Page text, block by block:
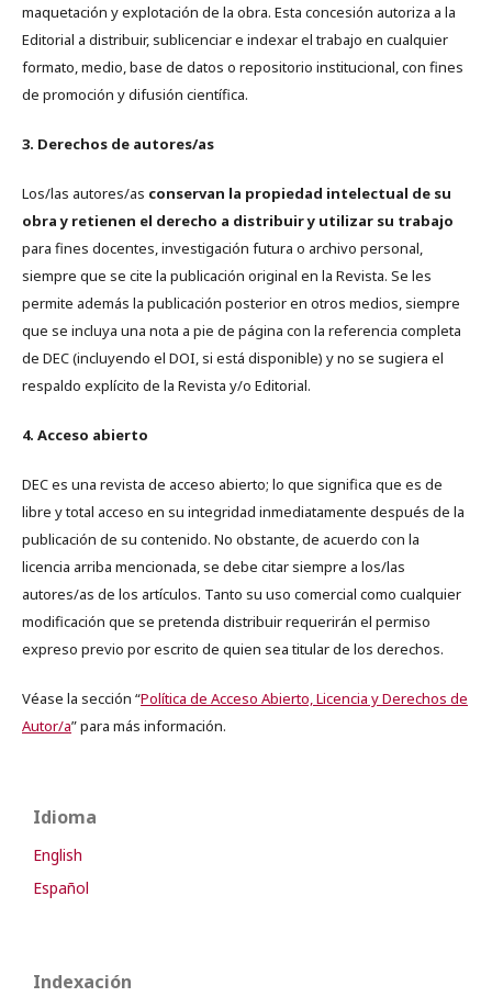
maquetación y explotación de la obra. Esta concesión autoriza a la
Editorial a distribuir, sublicenciar e indexar el trabajo en cualquier
formato, medio, base de datos o repositorio institucional, con fines
de promoción y difusión científica.
3. Derechos de autores/as
Los/las autores/as conservan la propiedad intelectual de su
obra y retienen el derecho a distribuir y utilizar su trabajo
para fines docentes, investigación futura o archivo personal,
siempre que se cite la publicación original en la Revista. Se les
permite además la publicación posterior en otros medios, siempre
que se incluya una nota a pie de página con la referencia completa
de DEC (incluyendo el DOI, si está disponible) y no se sugiera el
respaldo explícito de la Revista y/o Editorial.
4. Acceso abierto
DEC es una revista de acceso abierto; lo que significa que es de
libre y total acceso en su integridad inmediatamente después de la
publicación de su contenido. No obstante, de acuerdo con la
licencia arriba mencionada, se debe citar siempre a los/las
autores/as de los artículos. Tanto su uso comercial como cualquier
modificación que se pretenda distribuir requerirán el permiso
expreso previo por escrito de quien sea titular de los derechos.
Véase la sección “Política de Acceso Abierto, Licencia y Derechos de
Autor/a” para más información.
Idioma
English
Español
Indexación